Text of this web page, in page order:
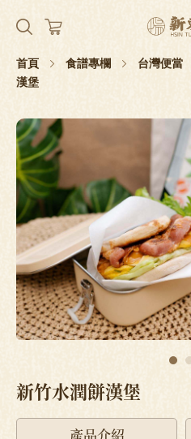
首頁 食譜專欄 台灣便當
漢堡
新竹水潤餅漢堡
產品介紹